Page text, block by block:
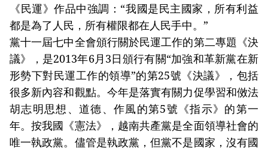
《民運》作品中強調：“我國是民主國家，所有利益
都是為了人民，所有權限都在人民手中。”
黨十一屆七中全會頒行關於民運工作的第二專題《決
議》，是2013年6月3日頒行有關“加強和革新黨在新
形勢下對民運工作的領導”的第25號《決議》，包括
很多新內容和觀點。今年是落實有關力促學習和傚法
胡志明思想、道德、作風的第5號《指示》的第一
年。按我國《憲法》，越南共產黨是全面領導社會的
唯一執政黨。儘管是執政黨，但黨不是國家，沒有國